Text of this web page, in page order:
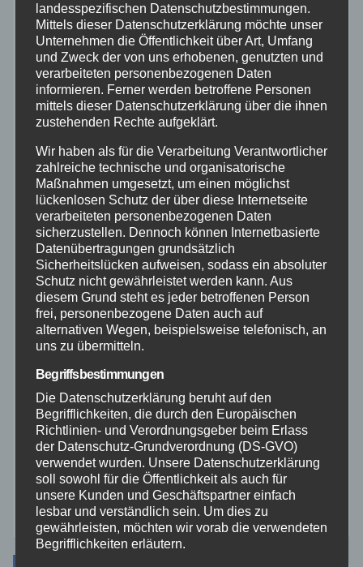
Feuerwehr
Hilfsorganisationen
Mayen-Koblenz
Neuwied
Polizei
Rettungsdienst
Rhein-Lahn
THW
Veranstaltungen
Video
Westerwald
Zoll
landesspezifischen Datenschutzbestimmungen.
Mittels dieser Datenschutzerklärung möchte unser
Unternehmen die Öffentlichkeit über Art, Umfang
und Zweck der von uns erhobenen, genutzten und
verarbeiteten personenbezogenen Daten
informieren. Ferner werden betroffene Personen
mittels dieser Datenschutzerklärung über die ihnen
zustehenden Rechte aufgeklärt.
Wir haben als für die Verarbeitung Verantwortlicher
zahlreiche technische und organisatorische
Maßnahmen umgesetzt, um einen möglichst
lückenlosen Schutz der über diese Internetseite
verarbeiteten personenbezogenen Daten
sicherzustellen. Dennoch können Internetbasierte
Datenübertragungen grundsätzlich
Sicherheitslücken aufweisen, sodass ein absoluter
Schutz nicht gewährleistet werden kann. Aus
diesem Grund steht es jeder betroffenen Person
frei, personenbezogene Daten auch auf
alternativen Wegen, beispielsweise telefonisch, an
uns zu übermitteln.
Begriffsbestimmungen
Die Datenschutzerklärung beruht auf den
Begrifflichkeiten, die durch den Europäischen
Richtlinien- und Verordnungsgeber beim Erlass
der Datenschutz-Grundverordnung (DS-GVO)
verwendet wurden. Unsere Datenschutzerklärung
soll sowohl für die Öffentlichkeit als auch für
unsere Kunden und Geschäftspartner einfach
lesbar und verständlich sein. Um dies zu
gewährleisten, möchten wir vorab die verwendeten
Begrifflichkeiten erläutern.